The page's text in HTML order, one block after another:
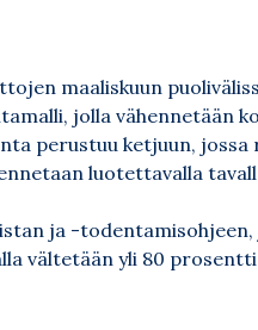
maaliskuun
jolla vähennetään
perustuu ketjuun,
luotettavalla
ja -
vältetään yli 80